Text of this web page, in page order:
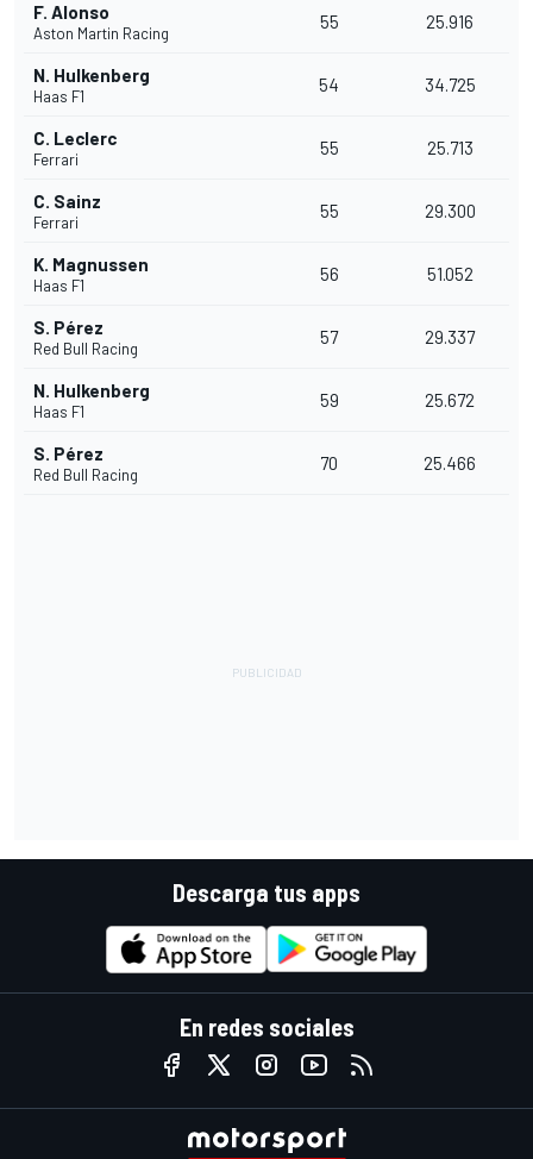
F. Alonso
Aston Martin Racing
55 25.916
N. Hulkenberg
Haas F1
54 34.725
C. Leclerc
Ferrari
55 25.713
C. Sainz
Ferrari
55 29.300
K. Magnussen
Haas F1
56 51.052
S. Pérez
Red Bull Racing
57 29.337
N. Hulkenberg
Haas F1
59 25.672
S. Pérez
Red Bull Racing
70 25.466
Descarga tus apps
En redes sociales